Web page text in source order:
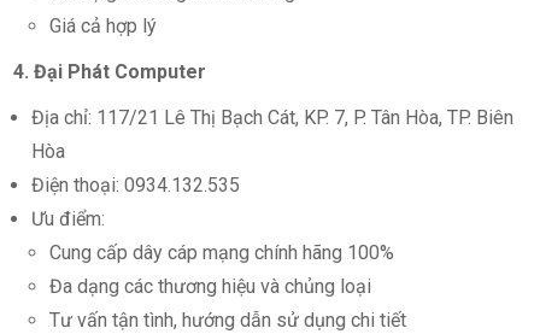
Giá cả hợp lý
4. Đại Phát Computer
Địa chỉ: 117/21 Lê Thị Bạch Cát, KP. 7, P. Tân Hòa, TP. Biên
Hòa
Điện thoại: 0934.132.535
Ưu điểm:
Cung cấp dây cáp mạng chính hãng 100%
Đa dạng các thương hiệu và chủng loại
Tư vấn tận tình, hướng dẫn sử dụng chi tiết